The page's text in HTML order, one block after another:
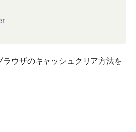
ラウザのキャッシュクリア方法を